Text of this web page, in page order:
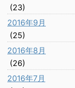
(23)
2016年9月
(25)
2016年8月
(26)
2016年7月